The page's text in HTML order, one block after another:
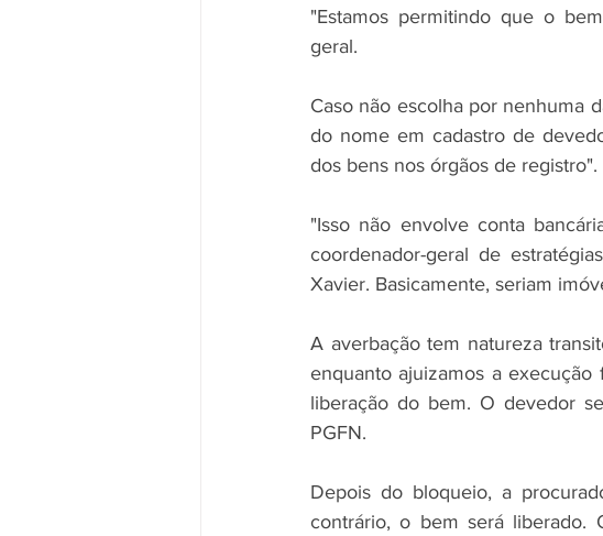
"Estamos permitindo que o
geral.
Caso não escolha por nenhuma
do nome em cadastro de
dos bens nos órgãos de registro".
"Isso não envolve conta
coordenador-geral de
Xavier. Basicamente, seriam
A averbação tem natureza
enquanto ajuizamos a
liberação do bem. O devedor
PGFN.
Depois do bloqueio, a
contrário, o bem será liberado.